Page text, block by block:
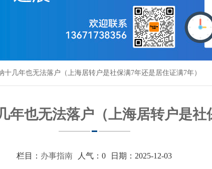
十几年也无法落户（上海居转户是社保满7年还是居住证满7年）
也无法落户（上海居转户是社
栏目： 办事指南 人气： 0 日期：2025-12-03